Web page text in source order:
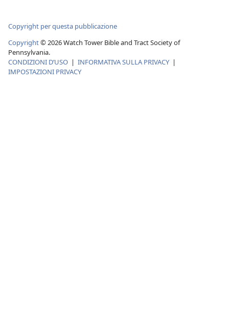
Copyright per questa pubblicazione
Copyright©2026Watch Tower Bible and Tract Society of
Pennsylvania.
CONDIZIONI D’USO | INFORMATIVA SULLA PRIVACY |
IMPOSTAZIONI PRIVACY